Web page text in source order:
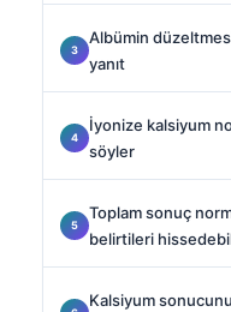
Albümin
yanıt
İyonize kalsiyum
söyler
Toplam sonuç
belirtileri
Kalsiyum